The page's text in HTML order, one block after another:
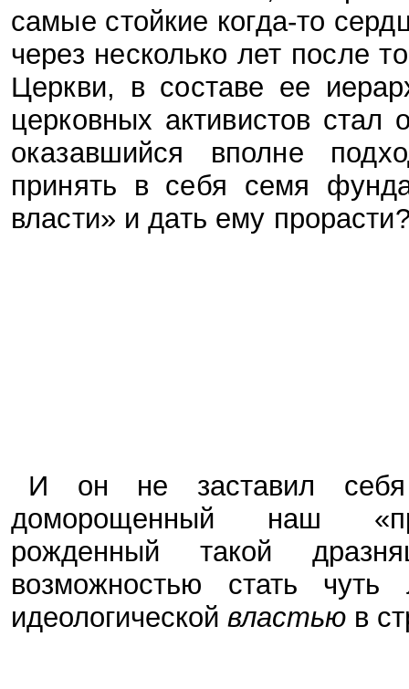
самые стойкие когда-то
через несколько лет после
Церкви, в составе ее
церковных активистов
оказавшийся вполне
принять в себя семя
власти» и дать ему
И он не заставил
доморощенный наш
рожденный такой
возможностью стать чуть
идеологической властью в